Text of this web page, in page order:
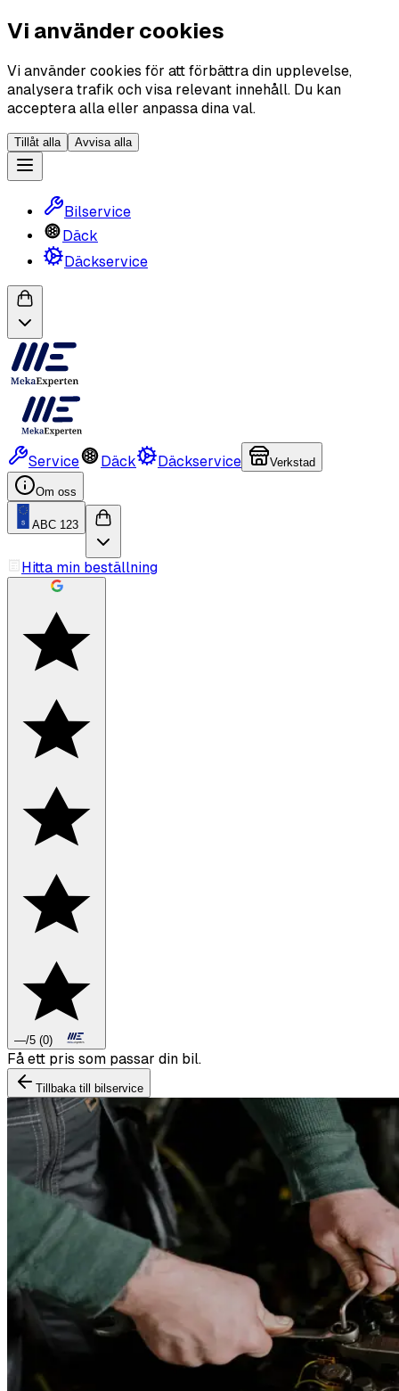
Vi använder cookies
Vi använder cookies för att förbättra din upplevelse,
analysera trafik och visa relevant innehåll. Du kan
acceptera alla eller anpassa dina val.
Tillåt alla Avvisa alla
Bilservice
Däck
Däckservice
Service Däck Däckservice Verkstad
Om oss
ABC 123
Hitta min beställning
—/5 (0)
Boka däckbyte eller montering inför vintern.
Tillbaka till bilservice